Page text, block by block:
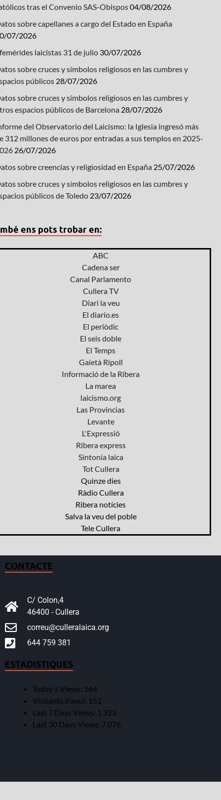
tras el Convenio SAS-Obispos04/08/2026
sobre capellanes a cargo del Estado en España
07/2026
laicistas 31 de julio 30/07/2026
sobre cruces y símbolos religiosos en las cumbres y
públicos 28/07/2026
sobre cruces y símbolos religiosos en las cumbres y
espacios públicos de Barcelona 28/07/2026
del Observatorio del Laicismo: la Iglesia ingresó más
312 millones de euros por entradas a sus templos en 2025-
26/07/2026
sobre creencias y religiosidad en España 25/07/2026
sobre cruces y símbolos religiosos en las cumbres y
públicos de Toledo 23/07/2026
ens pots trobar en:
ABC
Cadena ser
Canal Parlamento
Cullera TV
Diari la veu
El diario.es
El periòdic
El seis doble
El Temps
Gaietà Ripoll
Informació de la Ribera
La marea
laicismo.org
Las Provincias
Levante
L'Expressió
Ribera express
Sintonía laica
Tot Cullera
Quinze dies
Ràdio Cullera
Ribera notícies
Salva la veu del poble
Tele Cullera
CONTACTE
C/ Colon,4
46400 - Cullera
correu@culleralaica.org
644 759 381
ESTADISTIQUES
Today's Views: 164
Visitants d'avui: 151
Last 7 Days Views: 1.323
Last 30 Days Views: 7.076